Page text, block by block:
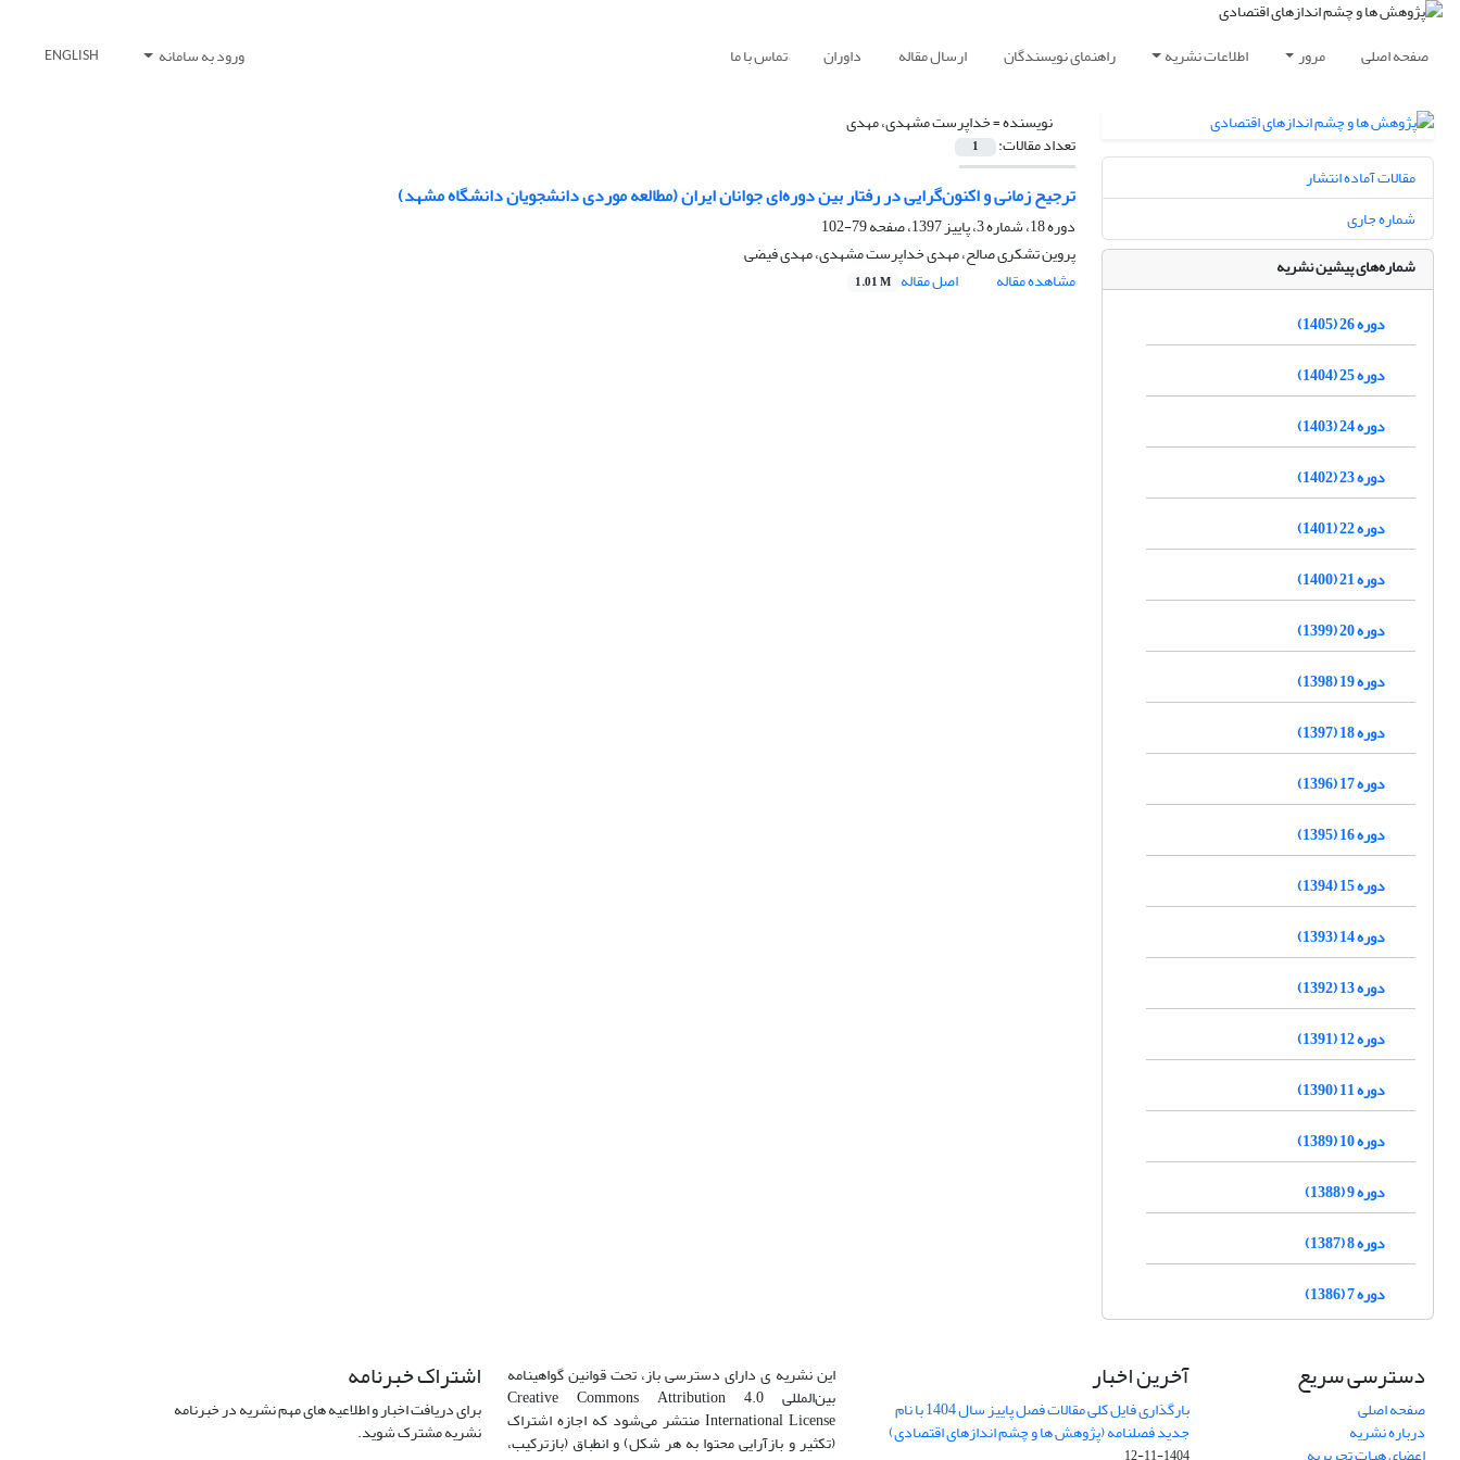
صفحه اصلی مرور اطلاعات نشریه راهنمای نویسندگان ارسال مقاله داوران تماس با ما ورود به سامانه ENGLISH
نویسنده =خداپرست مشهدی، مهدی
تعداد مقالات: 1
ترجیح زمانی و اکنون‌گرایی در رفتار بین دوره‌ای جوانان ایران (مطالعه موردی دانشجویان دانشگاه مشهد)
دوره 18، شماره 3، پاییز 1397، صفحه
79-102
پروین تشکری صالح، مهدی خداپرست مشهدی، مهدی فیضی
مشاهده مقاله
اصل مقاله 1.01 M
مقالات آماده انتشار
شماره جاری
شماره‌های پیشین نشریه
دوره 26 (1405)
دوره 25 (1404)
دوره 24 (1403)
دوره 23 (1402)
دوره 22 (1401)
دوره 21 (1400)
دوره 20 (1399)
دوره 19 (1398)
دوره 18 (1397)
دوره 17 (1396)
دوره 16 (1395)
دوره 15 (1394)
دوره 14 (1393)
دوره 13 (1392)
دوره 12 (1391)
دوره 11 (1390)
دوره 10 (1389)
دوره 9 (1388)
دوره 8 (1387)
دوره 7 (1386)
دسترسی سریع
صفحه اصلی
درباره نشریه
آخرین اخبار
بارگذاری فایل کلی مقالات فصل پاییز سال 1404 با نام
جدید فصلنامه (پژوهش ها و چشم اندازهای اقتصادی)
این نشریه ی دارای دسترسی باز، تحت قوانین گواهینامه
بین‌المللی Creative Commons Attribution 4.0
International License منتشر می‌شود که اجازه اشتراک
(تکثیر و بازآرایی محتوا به هر شکل) و انطباق (بازترکیب،
اشتراک خبرنامه
برای دریافت اخبار و اطلاعیه های مهم نشریه در خبرنامه
نشریه مشترک شوید.